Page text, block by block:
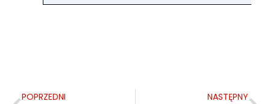
POPRZEDNI NASTĘPNY